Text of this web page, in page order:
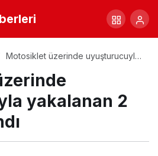
Motosiklet üzerinde uyuşturucuyla
yakalanan 2